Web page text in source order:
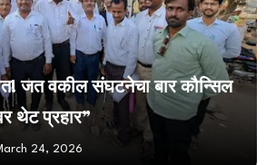
जत वकील संघटनेचा बार कौन्सिल
थेट प्रहार”
24, 2026